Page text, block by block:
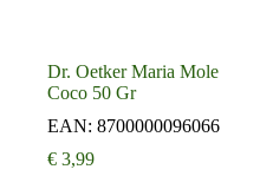
Dr. Oetker Maria Mole
Coco 50 Gr
EAN: 8700000096066
€ 3,99